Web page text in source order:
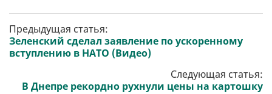
Предыдущая статья:
Зеленский сделал заявление по ускоренному
вступлению в НАТО (Видео)
Следующая статья:
В Днепре рекордно рухнули цены на картошку